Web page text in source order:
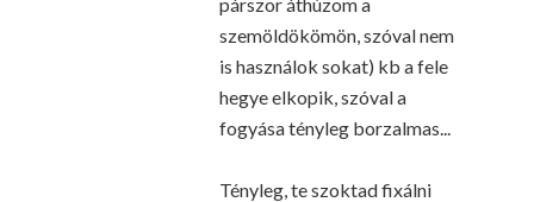
szemöldökömön, szóval nem
is használok sokat) kb a fele
hegye elkopik, szóval a
fogyása tényleg borzalmas...
Tényleg, te szoktad fixálni